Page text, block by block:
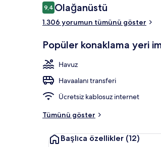
Yorumlar
9,49,4/10
Olağanüstü
1.306 yorumun tümünü göster
Popüler konaklama yeri
Havuz
Havaalanı transferi
Ücretsiz kablosuz internet
Tümünü göster
Başlıca özellikler (12)